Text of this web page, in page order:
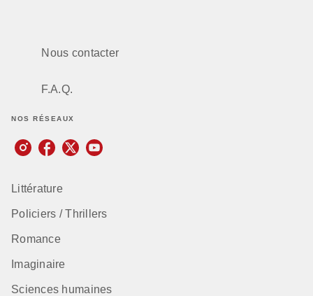
Nous contacter
F.A.Q.
NOS RÉSEAUX
Littérature
Policiers / Thrillers
Romance
Imaginaire
Sciences humaines